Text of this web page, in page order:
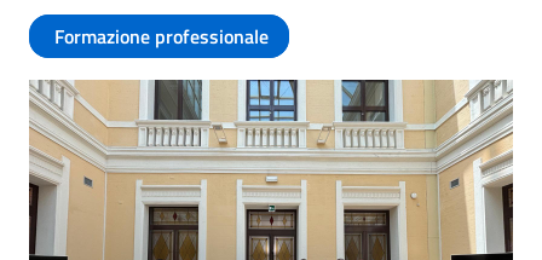
Formazione professionale